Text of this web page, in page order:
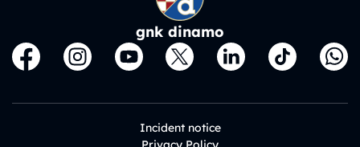
gnk dinamo
Incident notice